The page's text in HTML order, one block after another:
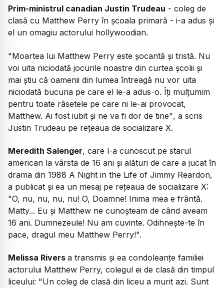
Prim-ministrul canadian Justin Trudeau - coleg de
clasă cu Matthew Perry în şcoala primară - i-a adus şi
el un omagiu actorului hollywoodian.
"Moartea lui Matthew Perry este şocantă şi tristă. Nu
voi uita niciodată jocurile noastre din curtea şcolii şi
mai ştiu că oamenii din lumea întreagă nu vor uita
niciodată bucuria pe care el le-a adus-o. Îţi mulţumim
pentru toate râsetele pe care ni le-ai provocat,
Matthew. Ai fost iubit şi ne va fi dor de tine", a scris
Justin Trudeau pe reţeaua de socializare X.
Meredith Salenger, care l-a cunoscut pe starul
american la vârsta de 16 ani şi alături de care a jucat în
drama din 1988 A Night in the Life of Jimmy Reardon,
a publicat şi ea un mesaj pe reţeaua de socializare X:
"O, nu, nu, nu, nu! O, Doamne! Inima mea e frântă.
Matty... Eu şi Matthew ne cunoşteam de când aveam
16 ani. Dumnezeule! Nu am cuvinte. Odihneşte-te în
pace, dragul meu Matthew Perry!".
Melissa Rivers a transmis şi ea condoleanţe familiei
actorului Matthew Perry, colegul ei de clasă din timpul
liceului: "Un coleg de clasă din liceu a murit azi. Sunt